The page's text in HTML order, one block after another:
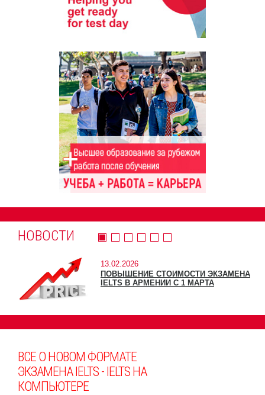
НОВОСТИ
13.02.2026
ПОВЫШЕНИЕ СТОИМОСТИ ЭКЗАМЕНА
IELTS В АРМЕНИИ С 1 МАРТА
ВСЕ О НОВОМ ФОРМАТЕ
ЭКЗАМЕНА IELTS - IELTS НА
КОМПЬЮТЕРЕ